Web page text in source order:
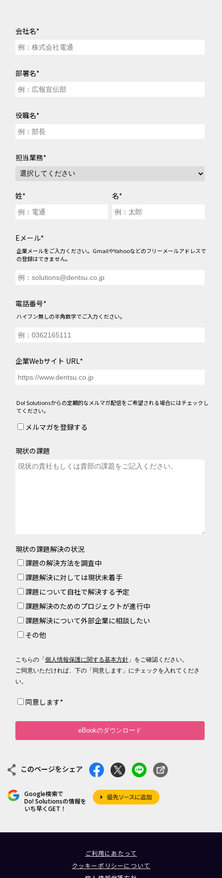
●3. 配属について
●4. 入社後の働き方について
Chapter 3
「Z世代就活生まるわかり調査2024」結果サマリー
●就活フェーズ別の影響要因① 企業を知る
●就活フェーズ別の影響要因② 企業を理解する
●就活フェーズ別の影響要因④ 入社先を決定する
Chapter 4
●「入社後の働き方・配属・企業の選び方」から見えるポイント
●「就活でよく使うサービス」から見えるポイント
Chapter 5
「採用ブランディングエキスパート」による勉強会・データ販売につい
てのご紹介
会社名*
部署名*
役職名*
担当業務*
姓* 名*
Eメール*
企業メールをご入力ください。GmailやYahooなどのフリーメールアドレスで
の登録はできません。
電話番号*
ハイフン無しの半角数字でご入力ください。
企業Webサイト URL*
Do! Solutionsからの定期的なメルマガ配信をご希望される場合にはチェックし
てください。
メルマガを登録する
現状の課題
現状の課題解決の状況
課題の解決方法を調査中
課題解決に対しては現状未着手
課題について自社で解決する予定
課題解決のためのプロジェクトが進行中
課題解決について外部企業に相談したい
その他
こちらの「個人情報保護に関する基本方針」をご確認ください。
ご同意いただければ、下の「同意します」にチェックを入れてくださ
い。
同意します*
このページをシェア
Google検索で
Do! Solutionsの情報を
いち早くGET！
ご利用にあたって
クッキーポリシーについて